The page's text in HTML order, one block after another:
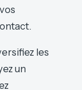
les
un